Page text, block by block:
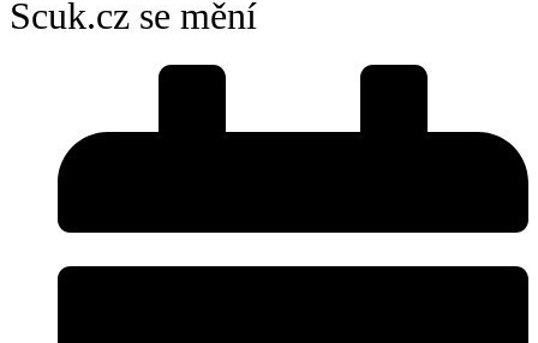
Scuk.cz se mění